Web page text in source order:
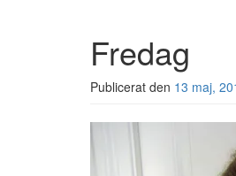
Fredag
Publicerat den 13 maj,